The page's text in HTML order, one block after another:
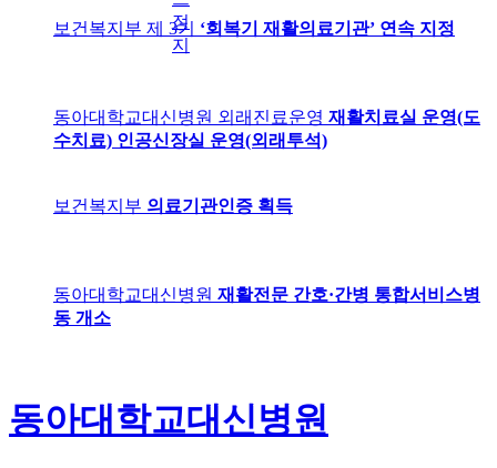
보건복지부 제 3기 ‘회복기 재활의료기관’ 연속 지정
동아대학교대신병원 외래진료운영 재활치료실 운영(도
수치료) 인공신장실 운영(외래투석)
보건복지부 의료기관인증 획득
동아대학교대신병원 재활전문 간호·간병 통합서비스병
동 개소
정
지
동아대학교대신병원